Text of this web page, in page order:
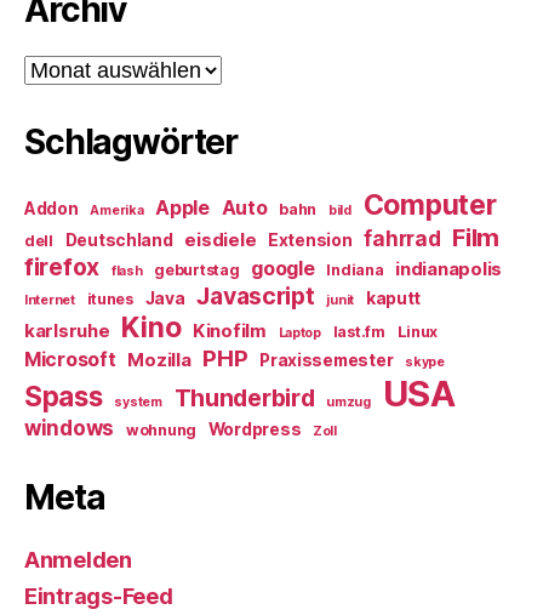
Archiv
Archiv
Schlagwörter
Addon Amerika Apple Auto bahn bild Computer
dell Deutschland eisdiele Extension fahrrad Film
firefox flash geburtstag google Indiana indianapolis
Internet itunes Java Javascript junit kaputt
karlsruhe Kino Kinofilm Laptop last.fm Linux
Microsoft Mozilla PHP Praxissemester skype
Spass system Thunderbird umzug USA
windows wohnung Wordpress Zoll
Meta
Anmelden
Eintrags-Feed